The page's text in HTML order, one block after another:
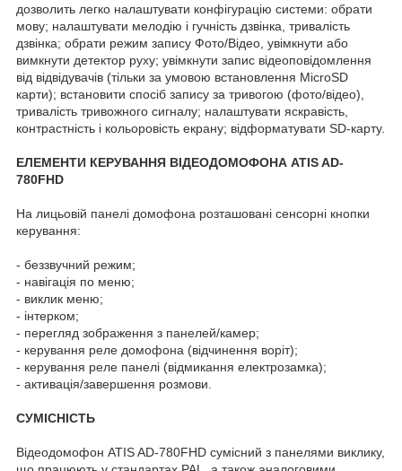
дозволить легко налаштувати конфігурацію системи: обрати
мову; налаштувати мелодію і гучність дзвінка, тривалість
дзвінка; обрати режим запису Фото/Відео, увімкнути або
вимкнути детектор руху; увімкнути запис відеоповідомлення
від відвідувачів (тільки за умовою встановлення MicroSD
карти); встановити спосіб запису за тривогою (фото/відео),
тривалість тривожного сигналу; налаштувати яскравість,
контрастність і кольоровість екрану; відформатувати SD-карту.
ЕЛЕМЕНТИ КЕРУВАННЯ ВІДЕОДОМОФОНА ATIS AD-
780FHD
На лицьовій панелі домофона розташовані сенсорні кнопки
керування:
- беззвучний режим;
- навігація по меню;
- виклик меню;
- інтерком;
- перегляд зображення з панелей/камер;
- керування реле домофона (відчинення воріт);
- керування реле панелі (відмикання електрозамка);
- активація/завершення розмови.
СУМІСНІСТЬ
Відеодомофон ATIS AD-780FHD сумісний з панелями виклику,